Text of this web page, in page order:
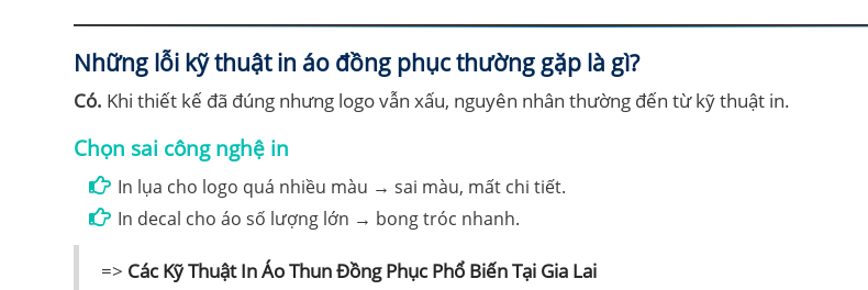
Những lỗi kỹ thuật in áo đồng phục thường gặp là gì?
Có. Khi thiết kế đã đúng nhưng logo vẫn xấu, nguyên nhân thường đến từ kỹ thuật in.
Chọn sai công nghệ in
In lụa cho logo quá nhiều màu → sai màu, mất chi tiết.
In decal cho áo số lượng lớn → bong tróc nhanh.
=> Các Kỹ Thuật In Áo Thun Đồng Phục Phổ Biến Tại Gia Lai